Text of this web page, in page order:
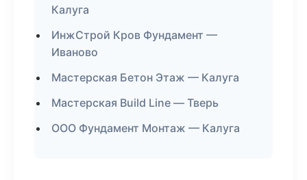
Калуга
ИнжСтрой Кров Фундамент —
Иваново
Мастерская Бетон Этаж — Калуга
Мастерская Build Line — Тверь
ООО Фундамент Монтаж — Калуга